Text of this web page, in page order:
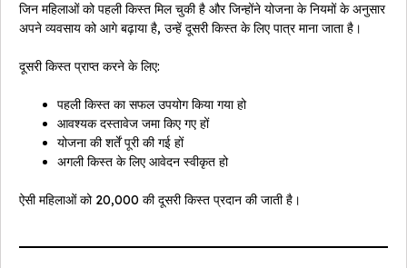
जिन महिलाओं को पहली किस्त मिल चुकी है और जिन्होंने योजना के नियमों के अनुसार
अपने व्यवसाय को आगे बढ़ाया है, उन्हें दूसरी किस्त के लिए पात्र माना जाता है।
दूसरी किस्त प्राप्त करने के लिए:
पहली किस्त का सफल उपयोग किया गया हो
आवश्यक दस्तावेज जमा किए गए हों
योजना की शर्तें पूरी की गई हों
अगली किस्त के लिए आवेदन स्वीकृत हो
ऐसी महिलाओं को ₹20,000 की दूसरी किस्त प्रदान की जाती है।